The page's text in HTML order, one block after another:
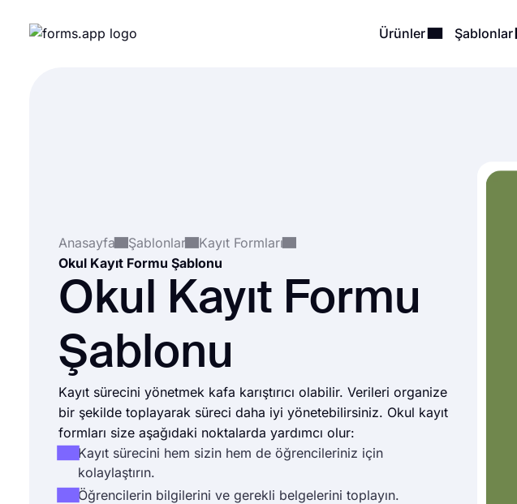
Ürünler Şablonlar
Anasayfa Şablonlar
Kayıt Formları
Okul Kayıt Formu Şablonu
Okul Kayıt Formu
Şablonu
Kayıt sürecini yönetmek kafa karıştırıcı olabilir. Verileri organize
bir şekilde toplayarak süreci daha iyi yönetebilirsiniz. Okul kayıt
formları size aşağıdaki noktalarda yardımcı olur:
Kayıt sürecini hem sizin hem de öğrencileriniz için
kolaylaştırın.
Öğrencilerin bilgilerini ve gerekli belgelerini toplayın.